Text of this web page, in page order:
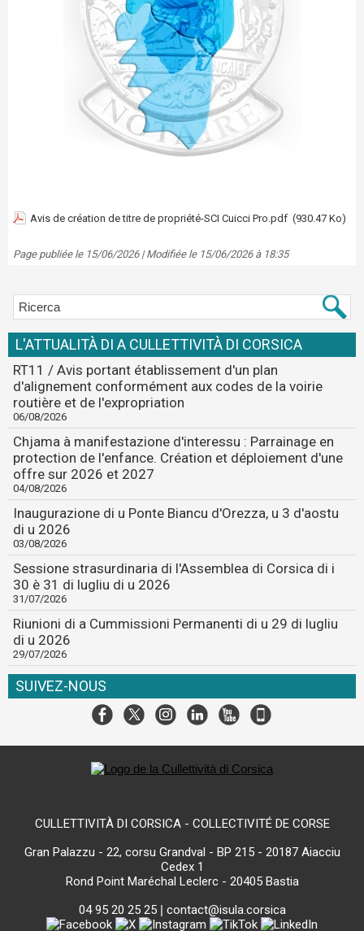
Avis de création de titre de propriété-SCI Cuicci Pro.pdf (930.47 Ko)
Page publiée le 15/06/2026 | Modifiée le 15/06/2026 à 18:35
L'ATTUALITÀ DI A CULLETTIVITÀ DI CORSICA
RT11 / Avis portant établissement d'un plan
d'alignement conformément aux codes de la voirie
routière et de l'expropriation
06/08/2026
Chjama à manifestazione d'interessu : Parrainage en
protection de l'enfance. Création et déploiement d'une
offre sur 2026 et 2027
04/08/2026
Inaugurazione di u Ponte Biancu d'Orezza, u 3 d'aostu
di u 2026
03/08/2026
Sessione strasurdinaria di l'Assemblea di Corsica di i
30 è 31 di lugliu di u 2026
31/07/2026
Riunioni di a Cummissioni Permanenti di u 29 di lugliu
di u 2026
29/07/2026
SUIVEZ-NOUS
CULLETTIVITÀ DI CORSICA - COLLECTIVITÉ DE CORSE
Gran Palazzu - 22, corsu Grandval - BP 215 - 20187 Aiacciu
Cedex 1
Rond Point Maréchal Leclerc - 20405 Bastia
04 95 20 25 25| contact@isula.corsica